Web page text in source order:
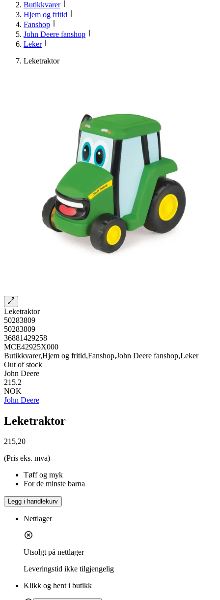
Butikkvarer
Hjem og fritid
Fanshop
John Deere fanshop
Leker
Leketraktor
Leketraktor
50283809
50283809
36881429258
MCE42925X000
Butikkvarer,Hjem og fritid,Fanshop,John Deere fanshop,Leker
Out of stock
John Deere
215.2
NOK
John Deere
Leketraktor
215,20
(Pris eks. mva)
Tøff og myk
For de minste barna
Legg i handlekurv
Nettlager
Utsolgt på nettlager
Leveringstid ikke tilgjengelig
Klikk og hent i butikk